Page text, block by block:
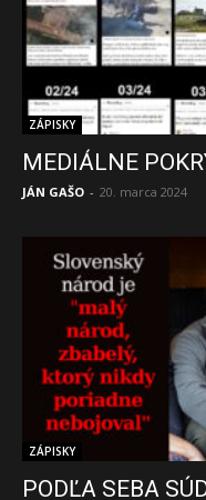
ZÁPISKY
MEDIÁLNE
JÁN GAŠO - 20. marca 2024
ZÁPISKY
PODĽA SEBA